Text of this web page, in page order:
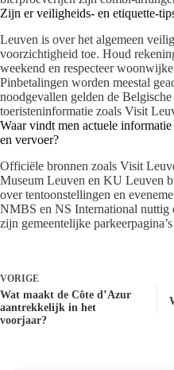
Zijn er veiligheids- en etiquette-
Leuven is over het algemeen
voorzichtigheid toe. Houd
weekend en respecteer
Pinbetalingen worden meestal
noodgevallen gelden de
toeristeninformatie zoals Visit
Waar vindt men actuele
en vervoer?
Officiële bronnen zoals Visit
Museum Leuven en KU Leuven
over tentoonstellingen en
NMBS en NS International nuttig
zijn gemeentelijke
VORIGE
Wat maakt de Côte d’Azur
aantrekkelijk in het
voorjaar?